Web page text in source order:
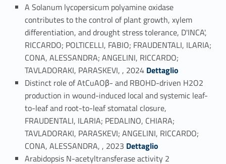
A Solanum lycopersicum polyamine oxidase
contributes to the control of plant growth, xylem
differentiation, and drought stress tolerance, D'INCA',
RICCARDO; POLTICELLI, FABIO; FRAUDENTALI, ILARIA;
CONA, ALESSANDRA; ANGELINI, RICCARDO;
TAVLADORAKI, PARASKEVI, , 2024 Link identifier #identifier_person_33430-1Dettaglio
Distinct role of AtCuAOβ- and RBOHD-driven H2O2
production in wound-induced local and systemic leaf-
to-leaf and root-to-leaf stomatal closure,
FRAUDENTALI, ILARIA; PEDALINO, CHIARA;
TAVLADORAKI, PARASKEVI; ANGELINI, RICCARDO;
CONA, ALESSANDRA, , 2023 Link identifier #identifier_person_114888-2Dettaglio
Arabidopsis N-acetyltransferase activity 2